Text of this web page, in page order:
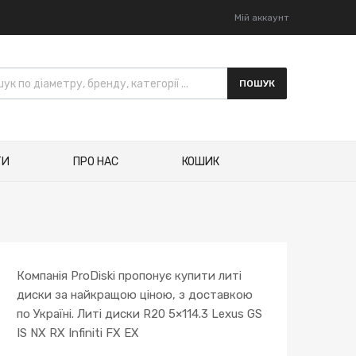
Мій аккаунт
товарів
ПОШУК
ПРО НАС КОШИК
Компанія ProDiski пропонує купити литі
диски за найкращою ціною, з доставкою
по Україні. Литі диски R20 5×114.3 Lexus GS
IS NX RX Infiniti FX EX